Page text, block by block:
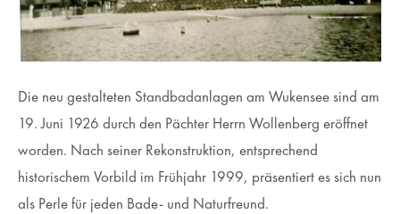
Die neu gestalteten Standbadanlagen am Wukensee sind am
19. Juni 1926 durch den Pächter Herrn Wollenberg eröffnet
worden. Nach seiner Rekonstruktion, entsprechend
historischem Vorbild im Frühjahr 1999, präsentiert es sich nun
als Perle für jeden Bade- und Naturfreund.